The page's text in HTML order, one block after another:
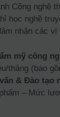
Công nghệ
học nghề
nhận các vị
mỹ công
tháng (bao
& Đào tạo
– Mức